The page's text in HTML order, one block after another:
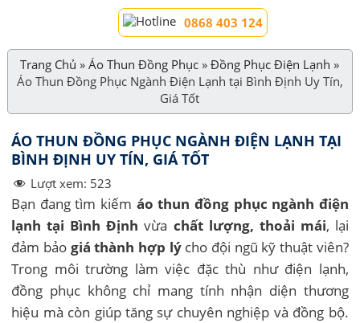
0868 403 124
Trang Chủ »Áo Thun Đồng Phục »Đồng Phục Điện Lạnh »
Áo Thun Đồng Phục Ngành Điện Lạnh tại Bình Định Uy Tín,
Giá Tốt
ÁO THUN ĐỒNG PHỤC NGÀNH ĐIỆN LẠNH TẠI
BÌNH ĐỊNH UY TÍN, GIÁ TỐT
Lượt xem: 523
Bạn đang tìm kiếm áo thun đồng phục ngành điện
lạnh tại Bình Định vừa chất lượng, thoải mái, lại
đảm bảo giá thành hợp lýcho đội ngũ kỹ thuật viên?
Trong môi trường làm việc đặc thù như điện lạnh,
đồng phục không chỉ mang tính nhận diện thương
hiệu mà còn giúp tăng sự chuyên nghiệp và đồng bộ.